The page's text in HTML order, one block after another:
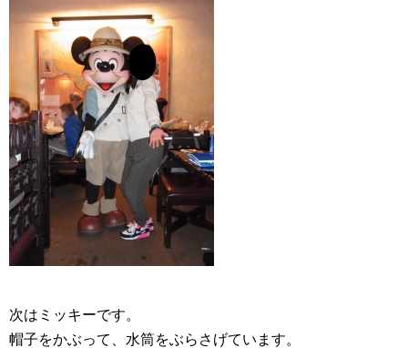
次はミッキーです。
帽子をかぶって、水筒をぶらさげています。